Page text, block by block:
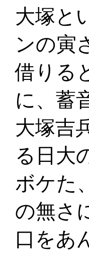
大塚と
ンの寅
借りる
に、蓄
大塚吉
る日大
ボケた
の無さ
口をあ